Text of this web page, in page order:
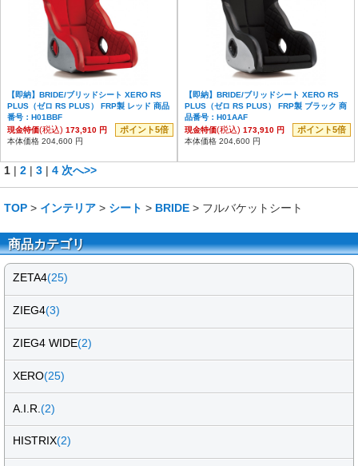
【即納】BRIDE/ブリッドシート XERO RS
PLUS（ゼロ RS PLUS） FRP製 レッド 商品
番号：H01BBF
現金特価(税込) 173,910 円 ポイント5倍
本体価格 204,600 円
【即納】BRIDE/ブリッドシート XERO RS
PLUS（ゼロ RS PLUS） FRP製 ブラック 商
品番号：H01AAF
現金特価(税込) 173,910 円 ポイント5倍
本体価格 204,600 円
1 | 2 | 3 | 4 次へ>>
TOP > インテリア > シート > BRIDE > フルバケットシート
商品カテゴリ
ZETA4(25)
ZIEG4(3)
ZIEG4 WIDE(2)
XERO(25)
A.I.R. (2)
HISTRIX(2)